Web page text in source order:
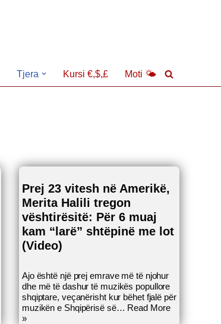
Tjera Kursi €,$,£ Moti 🌤
Prej 23 vitesh në Amerikë,
Merita Halili tregon
vështirësitë: Për 6 muaj
kam “larë” shtëpinë me lot
(Video)
Ajo është një prej emrave më të njohur
dhe më të dashur të muzikës popullore
shqiptare, veçanërisht kur bëhet fjalë për
muzikën e Shqipërisë së… Read More
»